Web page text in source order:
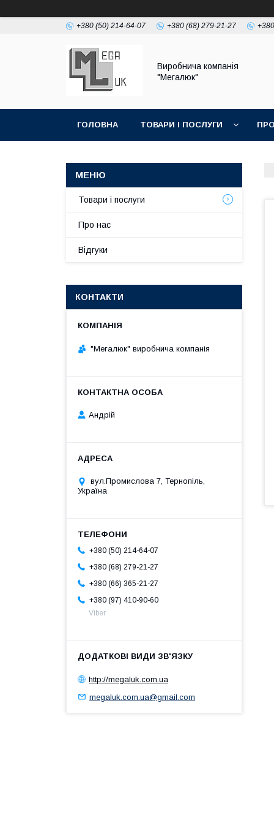
+380 (50) 214-64-07 +380 (68) 279-21-27
Виробнича компанія
"Мегалюк"
ГОЛОВНА ТОВАРИ І ПОСЛУГИ
Товари і послуги
Про нас
Відгуки
КОНТАКТИ
"Мегалюк" виробнича компанія
Андрій
вул.Промислова 7, Тернопіль,
Україна
+380 (50) 214-64-07
+380 (68) 279-21-27
+380 (66) 365-21-27
+380 (97) 410-90-60
Viber
http://megaluk.com.ua
megaluk.com.ua@gmail.com